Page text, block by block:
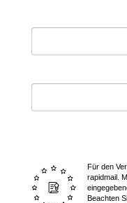
Für den
rapidmail.
Beachten